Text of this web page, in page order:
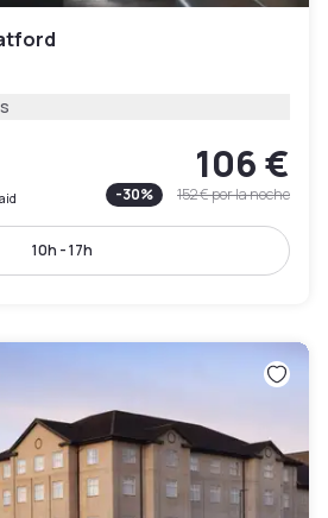
106 €
-30% 152 €por la noche
10h - 17h